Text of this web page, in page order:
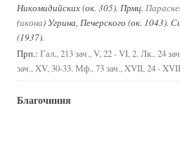
Никомидийских (ок. 305). Прмц.
(икона) Угрина, Печерского (ок. 1043).
(1937).
Прп.: Гал., 213 зач., V, 22 - VI, 2. Лк., 24
зач., XV, 30-33. Мф., 73 зач., XVII, 24 -
Благочиния